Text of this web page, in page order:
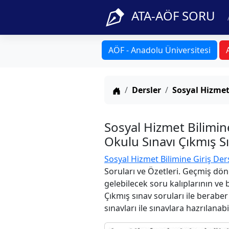
ATA-AÖF SORU
AÖF - Anadolu Üniversitesi
Anasayfa
Dersler Sosyal
Sosyal Hizmet
Okulu Sınavı Çıkmış
Sosyal Hizmet Bilimine Giriş
Soruları ve Özetleri. Geçmiş
gelebilecek soru kalıplarının
Çıkmış sınav soruları ile
sınavları ile sınavlara